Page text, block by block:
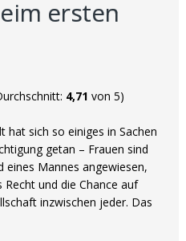
ersten
4,71 von 5)
hat sich so einiges in Sachen
getan – Frauen sind
eines Mannes angewiesen,
und die Chance auf
inzwischen jeder. Das